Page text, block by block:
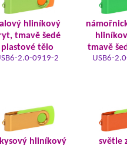
hliníkový
tmavě šedé
plastové tělo
2.0-0919-2
tmavě
USB6-
hliníkový světle